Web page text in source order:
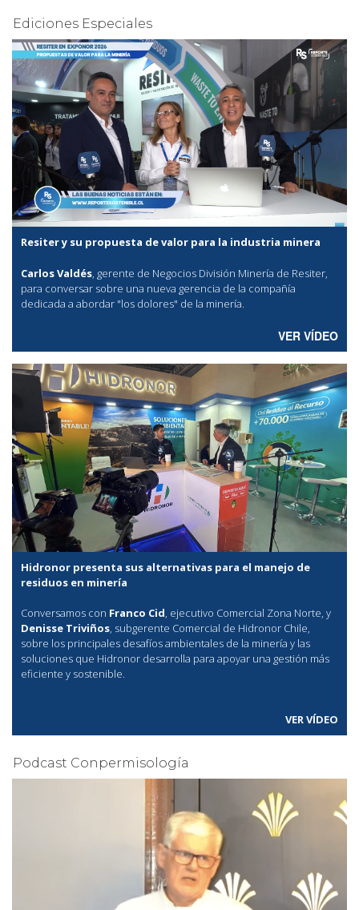
Ediciones Especiales
Resiter y su propuesta de valor para la industria minera
Carlos Valdés, gerente de Negocios División Minería de Resiter,
para conversar sobre una nueva gerencia de la compañía
dedicada a abordar "los dolores" de la minería.
VER VÍDEO
Hidronor presenta sus alternativas para el manejo de
residuos en minería
Conversamos con Franco Cid, ejecutivo Comercial Zona Norte, y
Denisse Triviños, subgerente Comercial de Hidronor Chile,
sobre los principales desafíos ambientales de la minería y las
soluciones que Hidronor desarrolla para apoyar una gestión más
eficiente y sostenible.
VER VÍDEO
Podcast Conpermisología